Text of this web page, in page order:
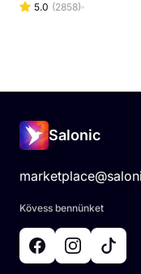
5.0 (2858)
Salonic
Kövess bennünket